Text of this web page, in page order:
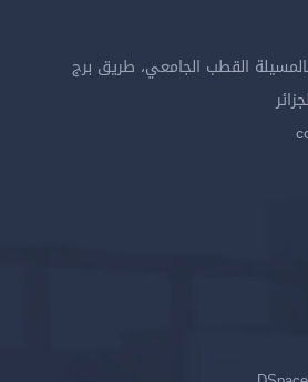
القطب الجامعي، طريق برج